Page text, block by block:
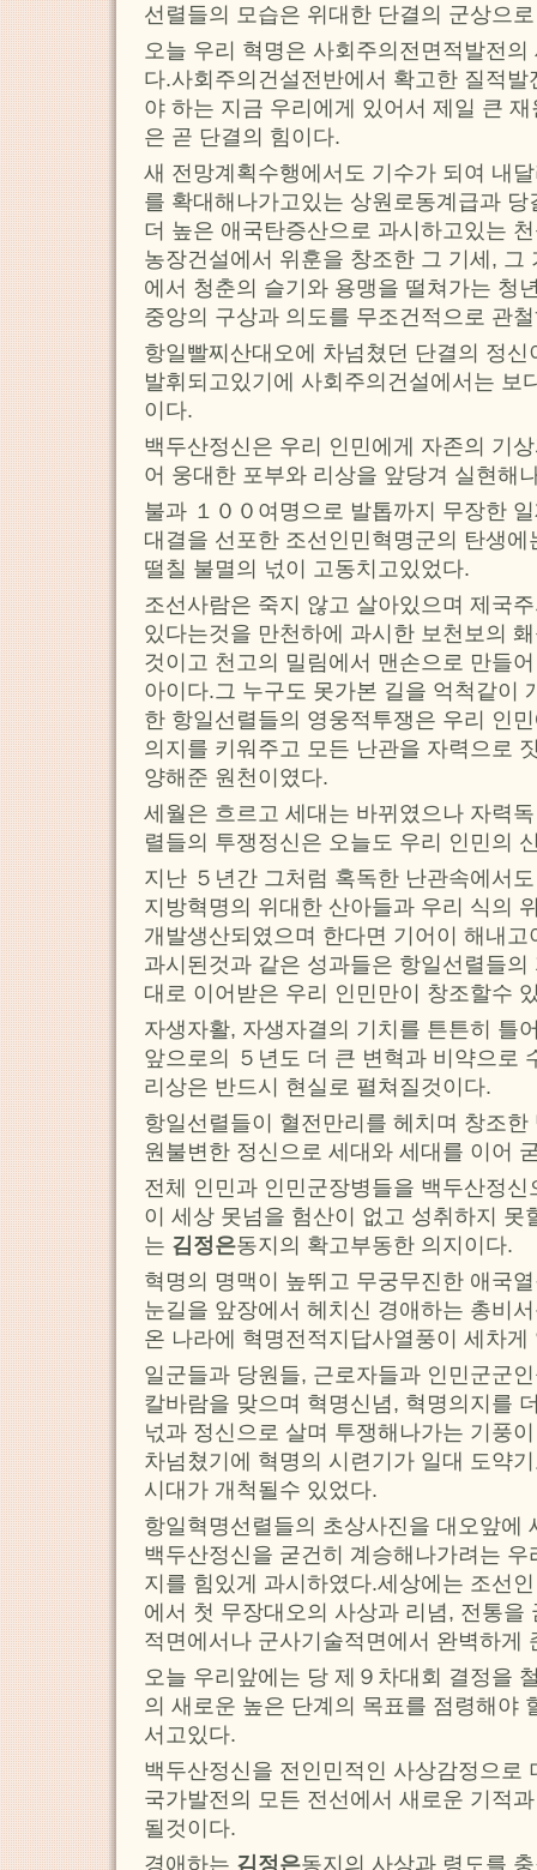
선렬들의 모습은 위대한 단결의 군상으
오늘 우리 혁명은 사회주의전면적발전
다.사회주의건설전반에서 확고한 질적
야 하는 지금 우리에게 있어서 제일 큰
은 곧 단결의 힘이다.
새 전망계획수행에서도 기수가 되여 내
를 확대해나가고있는 상원로동계급과
더 높은 애국탄증산으로 과시하고있는
농장건설에서 위훈을 창조한 그 기세, 그
에서 청춘의 슬기와 용맹을 떨쳐가는 청
중앙의 구상과 의도를 무조건적으로 관
항일빨찌산대오에 차넘쳤던 단결의 정
발휘되고있기에 사회주의건설에서는 보
이다.
백두산정신은 우리 인민에게 자존의 기
어 웅대한 포부와 리상을 앞당겨 실현해
불과 １００여명으로 발톱까지 무장한
대결을 선포한 조선인민혁명군의 탄생
떨칠 불멸의 넋이 고동치고있었다.
조선사람은 죽지 않고 살아있으며 제국
있다는것을 만천하에 과시한 보천보의
것이고 천고의 밀림에서 맨손으로 만들
아이다.그 누구도 못가본 길을 억척같이
한 항일선렬들의 영웅적투쟁은 우리 인
의지를 키워주고 모든 난관을 자력으로
양해준 원천이였다.
세월은 흐르고 세대는 바뀌였으나 자력
렬들의 투쟁정신은 오늘도 우리 인민의
지난 ５년간 그처럼 혹독한 난관속에서
지방혁명의 위대한 산아들과 우리 식의
개발생산되였으며 한다면 기어이 해내
과시된것과 같은 성과들은 항일선렬들
대로 이어받은 우리 인민만이 창조할수
자생자활, 자생자결의 기치를 튼튼히 틀
앞으로의 ５년도 더 큰 변혁과 비약으로
리상은 반드시 현실로 펼쳐질것이다.
항일선렬들이 혈전만리를 헤치며 창조
원불변한 정신으로 세대와 세대를 이어
전체 인민과 인민군장병들을 백두산정
이 세상 못넘을 험산이 없고 성취하지 못
는 김정은동지의 확고부동한 의지이다.
혁명의 명맥이 높뛰고 무궁무진한 애국
눈길을 앞장에서 헤치신 경애하는 총비
온 나라에 혁명전적지답사열풍이 세차게
일군들과 당원들, 근로자들과 인민군군
칼바람을 맞으며 혁명신념, 혁명의지를
넋과 정신으로 살며 투쟁해나가는 기풍
차넘쳤기에 혁명의 시련기가 일대 도약
시대가 개척될수 있었다.
항일혁명선렬들의 초상사진을 대오앞에
백두산정신을 굳건히 계승해나가려는
지를 힘있게 과시하였다.세상에는 조선
에서 첫 무장대오의 사상과 리념, 전통을
적면에서나 군사기술적면에서 완벽하게
오늘 우리앞에는 당 제９차대회 결정을
의 새로운 높은 단계의 목표를 점령해야
서고있다.
백두산정신을 전인민적인 사상감정으로
국가발전의 모든 전선에서 새로운 기적
될것이다.
경애하는 김정은동지의 사상과 령도를